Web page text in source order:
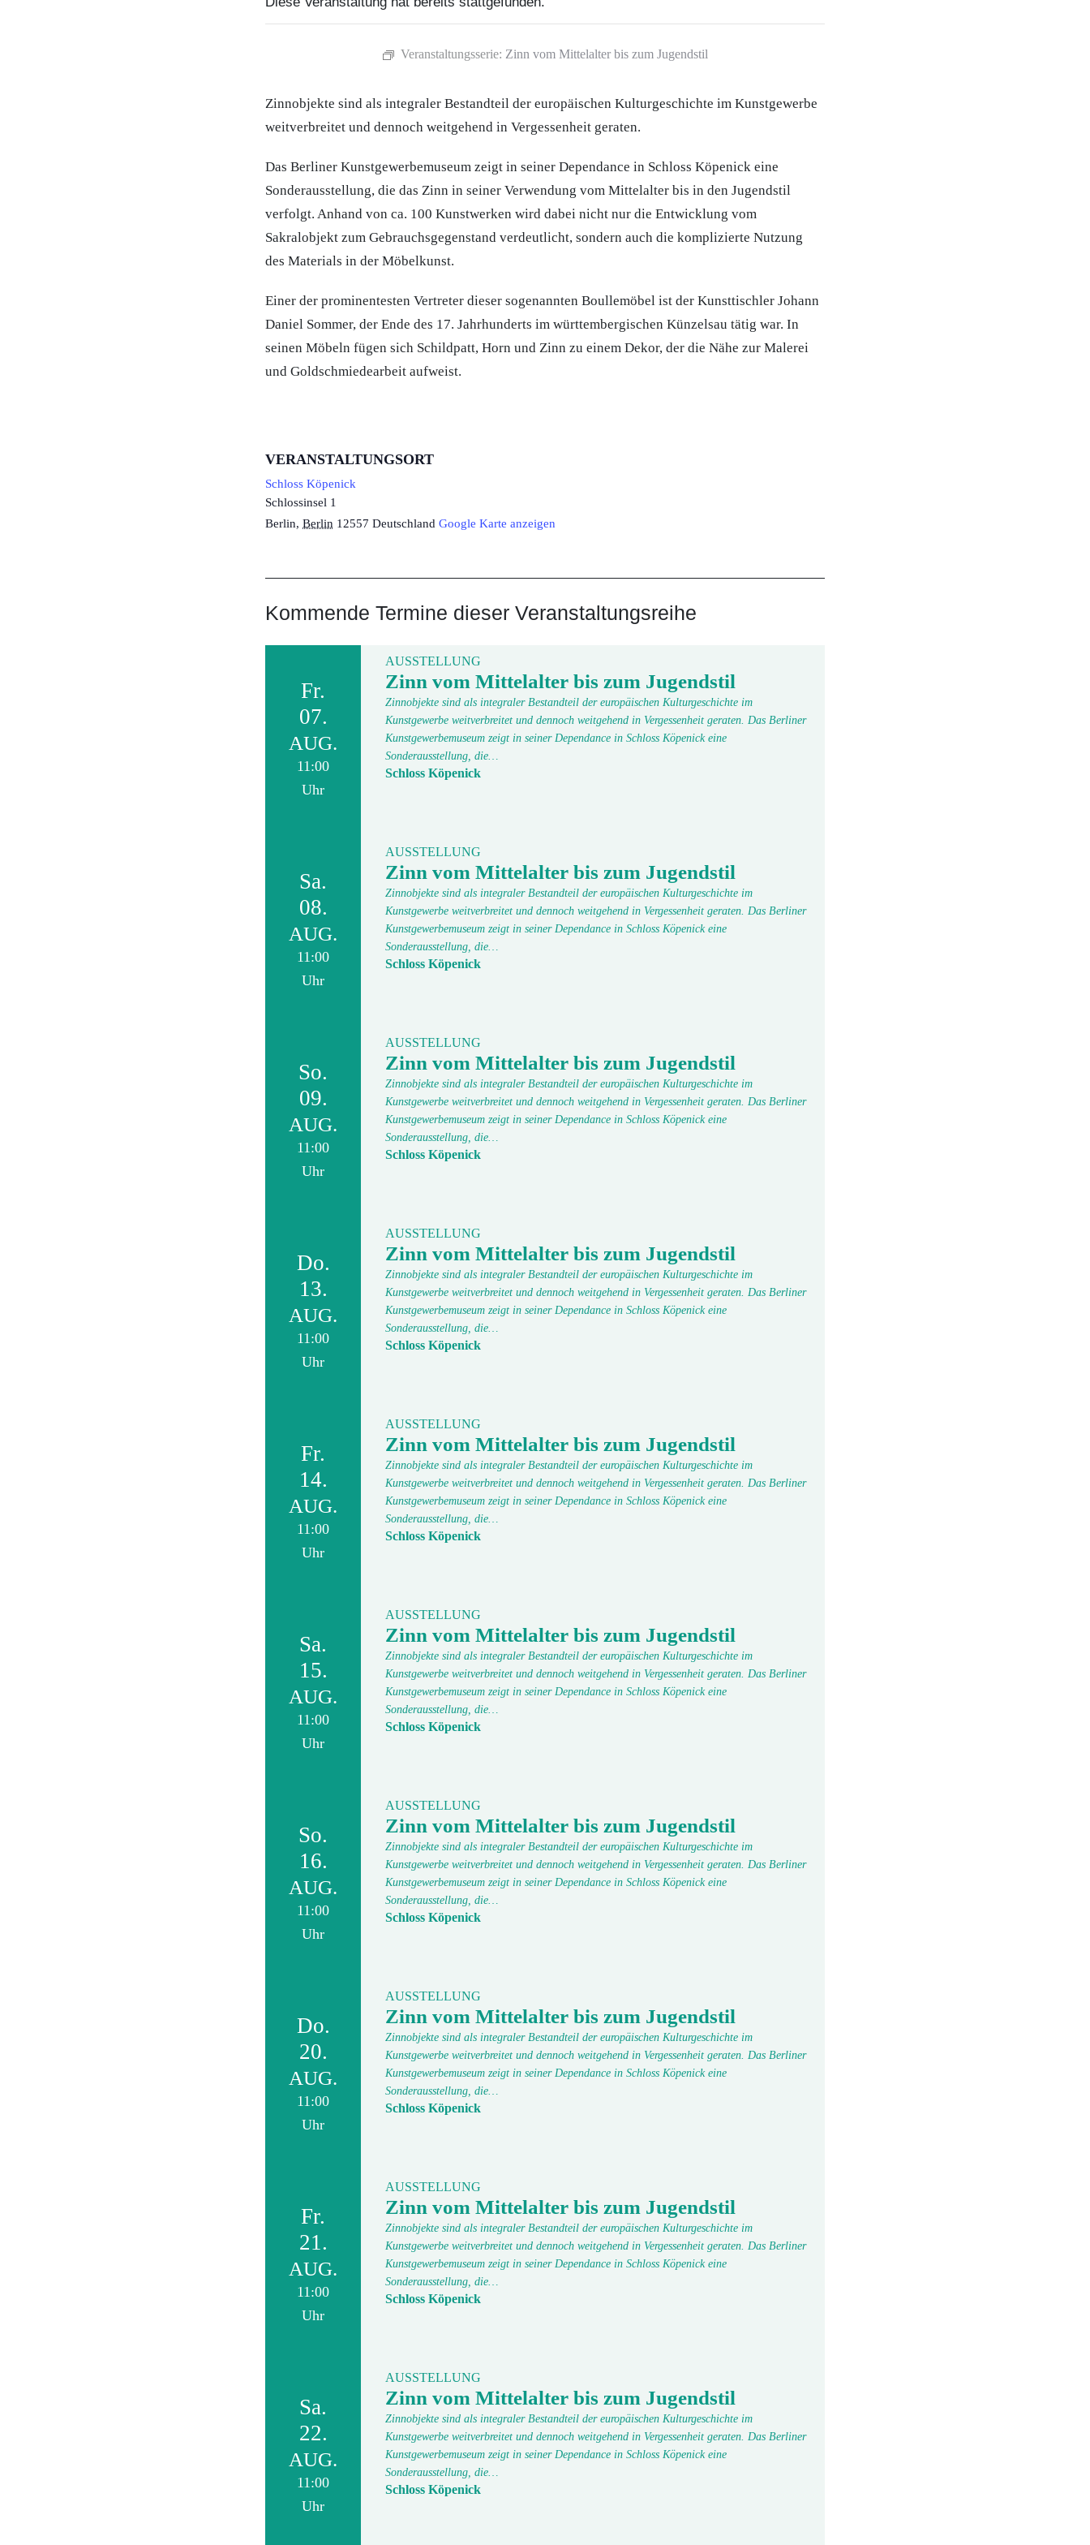
Veranstaltungsserie: Zinn vom Mittelalter bis zum Jugendstil
Zinnobjekte sind als integraler Bestandteil der europäischen Kulturgeschichte im Kunstgewerbe
weitverbreitet und dennoch weitgehend in Vergessenheit geraten.
Das Berliner Kunstgewerbemuseum zeigt in seiner Dependance in Schloss Köpenick eine
Sonderausstellung, die das Zinn in seiner Verwendung vom Mittelalter bis in den Jugendstil
verfolgt. Anhand von ca. 100 Kunstwerken wird dabei nicht nur die Entwicklung vom
Sakralobjekt zum Gebrauchsgegenstand verdeutlicht, sondern auch die komplizierte Nutzung
des Materials in der Möbelkunst.
Einer der prominentesten Vertreter dieser sogenannten Boullemöbel ist der Kunsttischler Johann
Daniel Sommer, der Ende des 17. Jahrhunderts im württembergischen Künzelsau tätig war. In
seinen Möbeln fügen sich Schildpatt, Horn und Zinn zu einem Dekor, der die Nähe zur Malerei
und Goldschmiedearbeit aufweist.
VERANSTALTUNGSORT
Schloss Köpenick
Schlossinsel 1
Berlin, Berlin 12557 Deutschland Google Karte anzeigen
Kommende Termine dieser Veranstaltungsreihe
Fr.
07.
AUG.
11:00
Uhr
AUSSTELLUNG
Zinn vom Mittelalter bis zum Jugendstil
Zinnobjekte sind als integraler Bestandteil der europäischen Kulturgeschichte im
Kunstgewerbe weitverbreitet und dennoch weitgehend in Vergessenheit geraten. Das Berliner
Kunstgewerbemuseum zeigt in seiner Dependance in Schloss Köpenick eine
Sonderausstellung, die…
Schloss Köpenick
Sa.
08.
AUG.
11:00
Uhr
AUSSTELLUNG
Zinn vom Mittelalter bis zum Jugendstil
Zinnobjekte sind als integraler Bestandteil der europäischen Kulturgeschichte im
Kunstgewerbe weitverbreitet und dennoch weitgehend in Vergessenheit geraten. Das Berliner
Kunstgewerbemuseum zeigt in seiner Dependance in Schloss Köpenick eine
Sonderausstellung, die…
Schloss Köpenick
So.
09.
AUG.
11:00
Uhr
AUSSTELLUNG
Zinn vom Mittelalter bis zum Jugendstil
Zinnobjekte sind als integraler Bestandteil der europäischen Kulturgeschichte im
Kunstgewerbe weitverbreitet und dennoch weitgehend in Vergessenheit geraten. Das Berliner
Kunstgewerbemuseum zeigt in seiner Dependance in Schloss Köpenick eine
Sonderausstellung, die…
Schloss Köpenick
Do.
13.
AUG.
11:00
Uhr
AUSSTELLUNG
Zinn vom Mittelalter bis zum Jugendstil
Zinnobjekte sind als integraler Bestandteil der europäischen Kulturgeschichte im
Kunstgewerbe weitverbreitet und dennoch weitgehend in Vergessenheit geraten. Das Berliner
Kunstgewerbemuseum zeigt in seiner Dependance in Schloss Köpenick eine
Sonderausstellung, die…
Schloss Köpenick
Fr.
14.
AUG.
11:00
Uhr
AUSSTELLUNG
Zinn vom Mittelalter bis zum Jugendstil
Zinnobjekte sind als integraler Bestandteil der europäischen Kulturgeschichte im
Kunstgewerbe weitverbreitet und dennoch weitgehend in Vergessenheit geraten. Das Berliner
Kunstgewerbemuseum zeigt in seiner Dependance in Schloss Köpenick eine
Sonderausstellung, die…
Schloss Köpenick
Sa.
15.
AUG.
11:00
Uhr
AUSSTELLUNG
Zinn vom Mittelalter bis zum Jugendstil
Zinnobjekte sind als integraler Bestandteil der europäischen Kulturgeschichte im
Kunstgewerbe weitverbreitet und dennoch weitgehend in Vergessenheit geraten. Das Berliner
Kunstgewerbemuseum zeigt in seiner Dependance in Schloss Köpenick eine
Sonderausstellung, die…
Schloss Köpenick
So.
16.
AUG.
11:00
Uhr
AUSSTELLUNG
Zinn vom Mittelalter bis zum Jugendstil
Zinnobjekte sind als integraler Bestandteil der europäischen Kulturgeschichte im
Kunstgewerbe weitverbreitet und dennoch weitgehend in Vergessenheit geraten. Das Berliner
Kunstgewerbemuseum zeigt in seiner Dependance in Schloss Köpenick eine
Sonderausstellung, die…
Schloss Köpenick
Do.
20.
AUG.
11:00
Uhr
AUSSTELLUNG
Zinn vom Mittelalter bis zum Jugendstil
Zinnobjekte sind als integraler Bestandteil der europäischen Kulturgeschichte im
Kunstgewerbe weitverbreitet und dennoch weitgehend in Vergessenheit geraten. Das Berliner
Kunstgewerbemuseum zeigt in seiner Dependance in Schloss Köpenick eine
Sonderausstellung, die…
Schloss Köpenick
Fr.
21.
AUG.
11:00
Uhr
AUSSTELLUNG
Zinn vom Mittelalter bis zum Jugendstil
Zinnobjekte sind als integraler Bestandteil der europäischen Kulturgeschichte im
Kunstgewerbe weitverbreitet und dennoch weitgehend in Vergessenheit geraten. Das Berliner
Kunstgewerbemuseum zeigt in seiner Dependance in Schloss Köpenick eine
Sonderausstellung, die…
Schloss Köpenick
Sa.
22.
AUG.
11:00
Uhr
AUSSTELLUNG
Zinn vom Mittelalter bis zum Jugendstil
Zinnobjekte sind als integraler Bestandteil der europäischen Kulturgeschichte im
Kunstgewerbe weitverbreitet und dennoch weitgehend in Vergessenheit geraten. Das Berliner
Kunstgewerbemuseum zeigt in seiner Dependance in Schloss Köpenick eine
Sonderausstellung, die…
Schloss Köpenick